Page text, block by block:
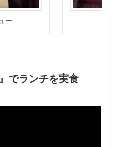
ー
でランチを実食